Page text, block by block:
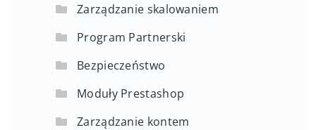
Zarządzanie skalowaniem
Program Partnerski
Bezpieczeństwo
Moduły Prestashop
Zarządzanie kontem